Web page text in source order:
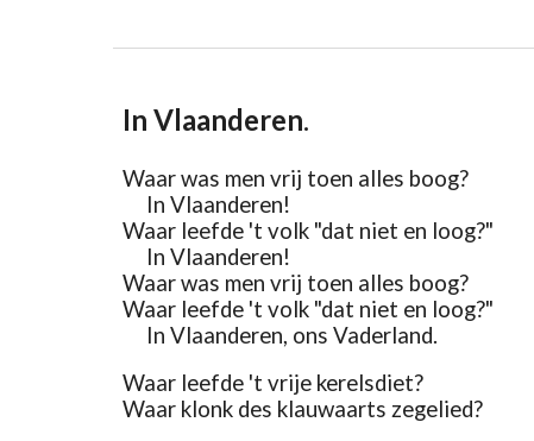
In Vlaanderen.
Waar was men vrij toen alles boog?
In Vlaanderen!
Waar leefde 't volk "dat niet en loog?"
In Vlaanderen!
Waar was men vrij toen alles boog?
Waar leefde 't volk "dat niet en loog?"
In Vlaanderen, ons Vaderland.
Waar leefde 't vrije kerelsdiet?
Waar klonk des klauwaarts zegelied?